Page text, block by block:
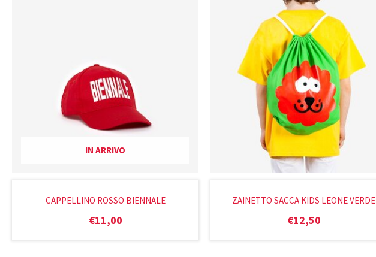
IN ARRIVO
CAPPELLINO ROSSO BIENNALE
€11,00
ZAINETTO SACCA KIDS LEONE VERDE
€12,50